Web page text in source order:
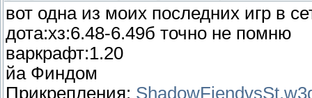
вот одна из моих последних игр в
дота:хз:6.48-6.49б точно не помню
варкрафт:1.20
йа Финдом
Прикрепления: